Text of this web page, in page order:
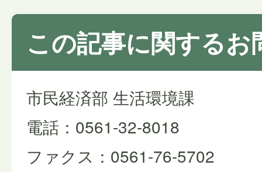
この記事に関するお
市民経済部 生活環境課
電話：0561-32-8018
ファクス：0561-76-5702